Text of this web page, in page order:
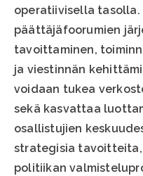
operatiivisella tasolla.
päättäjäfoorumien
tavoittaminen,
ja viestinnän
voidaan tukea
sekä kasvattaa
osallistujien
strategisia
politiikan